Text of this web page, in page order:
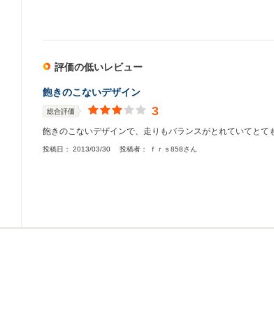
評価の低いレビュー
飽きのこないデザイン
総合評価 3
飽きのこないデザインで、走りもバランスがとれていてとて
投稿日： 2013/03/30 投稿者： ｆｒｓ858さん